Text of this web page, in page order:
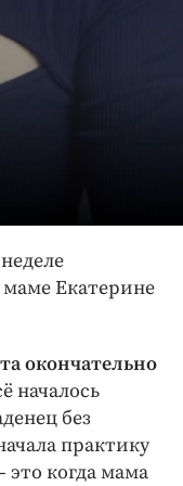
маме Екатерине
окончательно
началось
без
практику
когда мама